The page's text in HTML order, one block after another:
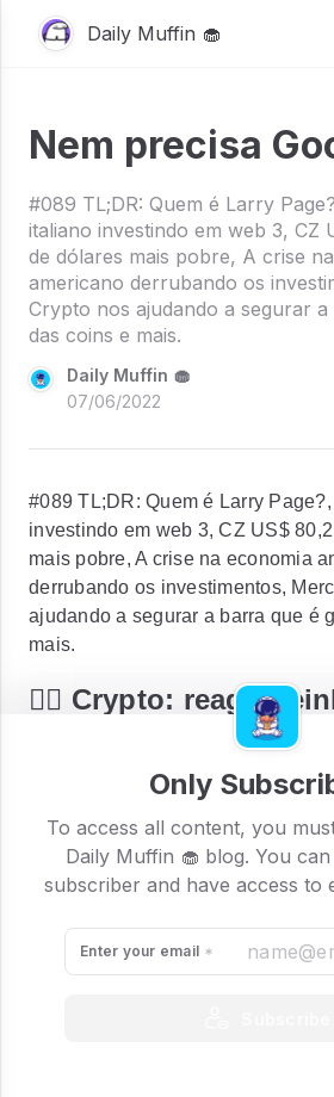
Daily Muffin 🧁
Nem precisa
#089 TL;DR: Quem é Larry
italiano investindo em web 3, CZ
de dólares mais pobre, A crise
americano derrubando os
Crypto nos ajudando a segurar
das coins e mais.
Daily Muffin 🧁
07/06/2022
#089 TL;DR: Quem é Larry
investindo em web 3, CZ US$
mais pobre, A crise na economia
derrubando os investimentos,
ajudando a segurar a barra que é
mais.
🏋🏽 Crypto: reagiu,
O mercado de criptomoedas
Didididiê nessa quarta, oBitcoin
alta de 3,50% nas últimas 24
20.112, de acordo com dados do
Ethereumem alta um pouco
negociado a US$ 1.134.
Only
To access all content, you
Daily Muffin 🧁 blog. You
subscriber and have access to
Enter your email